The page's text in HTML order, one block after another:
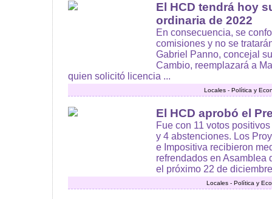
El HCD tendrá hoy
ordinaria de 2022
En consecuencia, se
comisiones y no se
Gabriel Panno, concejal
Cambio, reemplazará a
quien solicitó licencia ...
Locales - Política y
El HCD aprobó el
Fue con 11 votos
y 4 abstenciones. Los
e Impositiva recibieron
refrendados en Asamblea
el próximo 22 de
Locales - Política y